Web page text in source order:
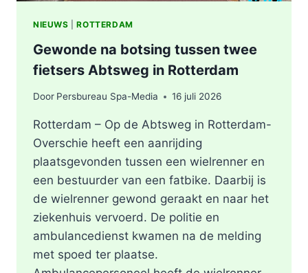
NIEUWS |ROTTERDAM
Gewonde na botsing tussen twee
fietsers Abtsweg in Rotterdam
Door Persbureau Spa-Media 16 juli 2026
Rotterdam – Op de Abtsweg in Rotterdam-
Overschie heeft een aanrijding
plaatsgevonden tussen een wielrenner en
een bestuurder van een fatbike. Daarbij is
de wielrenner gewond geraakt en naar het
ziekenhuis vervoerd. De politie en
ambulancedienst kwamen na de melding
met spoed ter plaatse.